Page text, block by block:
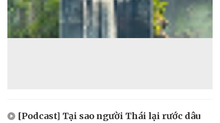
[Podcast] Tại sao người Thái lại rước dâu